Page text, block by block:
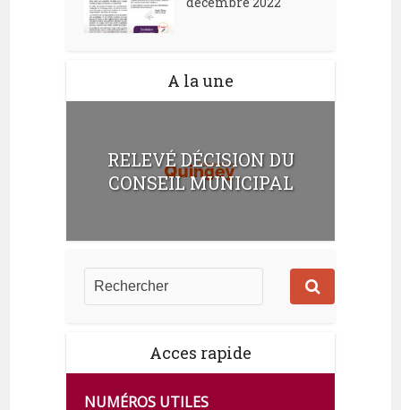
A la une
RELEVÉ DÉCISION DU
CONSEIL MUNICIPAL
Acces rapide
NUMÉROS UTILES